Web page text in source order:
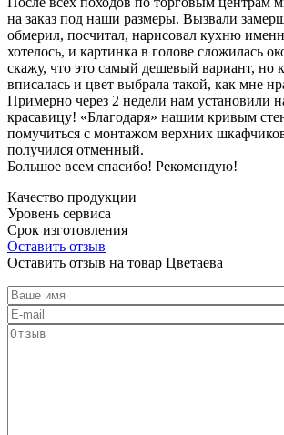
на заказ под наши размеры. Вызвали
обмерил, посчитал, нарисовал кухню
хотелось, и картинка в голове сложилась
скажу, что это самый дешевый вариант, но
вписалась и цвет выбрала такой, как мне
Примерно через 2 недели нам установили
красавицу! «Благодаря» нашим кривым
помучиться с монтажом верхних
получился отменный.
Большое всем спасибо! Рекомендую!
Качество продукции
Уровень сервиса
Срок изготовления
Оставить отзыв
Оставить отзыв на товар Цветаева